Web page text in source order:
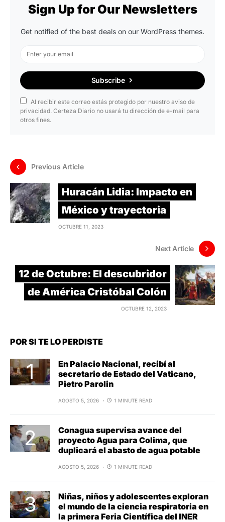
Sign Up for Our Newsletters
Get notified of the best deals on our WordPress themes.
Subscribe
Al recibir este correo estás protegido por nuestro aviso de
privacidad. Certeza Diario no usará tu dirección de e-mail para
otros fines.
Previous Article
Huracán Lidia: Impacto en
México y trayectoria
OCTUBRE 11, 2023
Next Article
12 de Octubre: El descubridor
de América Cristóbal Colón
OCTUBRE 12, 2023
POR SI TE LO PERDISTE
En Palacio Nacional, recibí al
secretario de Estado del Vaticano,
Pietro Parolin
AGOSTO 5, 2026 1 MINUTE READ
Conagua supervisa avance del
proyecto Agua para Colima, que
duplicará el abasto de agua potable
AGOSTO 5, 2026 1 MINUTE READ
Niñas, niños y adolescentes exploran
el mundo de la ciencia respiratoria en
la primera Feria Científica del INER